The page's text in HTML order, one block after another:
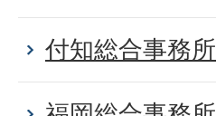
付知総合事務所